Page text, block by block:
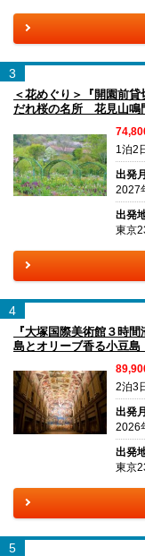
3
＜花めぐり＞『開園前
だれ桜の名所 花見山鳴
1泊2
出発月
2027
出発
東京
4
『大塚国際美術館３時
島とオリーブ香る小豆
2泊3
出発月
2026
出発
東京
5